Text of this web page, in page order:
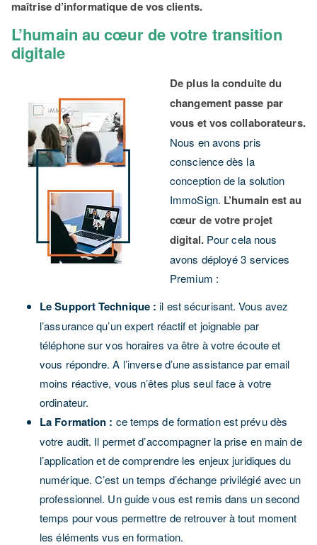
maîtrise d’informatique de vos clients.
L’humain au cœur de votre transition
digitale
De plus la conduite du
changement passe par
vous et vos collaborateurs.
Nous en avons pris
conscience dès la
conception de la solution
ImmoSign. L’humain est au
cœur de votre projet
digital.Pour cela nous
avons déployé 3 services
Premium :
Le Support Technique : il est sécurisant. Vous avez
l’assurance qu’un expert réactif et joignable par
téléphone sur vos horaires va être à votre écoute et
vous répondre. A l’inverse d’une assistance par email
moins réactive, vous n’êtes plus seul face à votre
ordinateur.
La Formation : ce temps de formation est prévu dès
votre audit. Il permet d’accompagner la prise en main de
l’application et de comprendre les enjeux juridiques du
numérique. C’est un temps d’échange privilégié avec un
professionnel. Un guide vous est remis dans un second
temps pour vous permettre de retrouver à tout moment
les éléments vus en formation.